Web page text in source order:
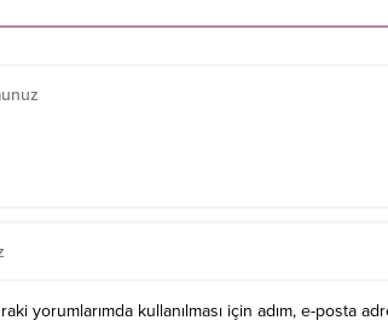
yorumlarımda kullanılması için adım, e-posta